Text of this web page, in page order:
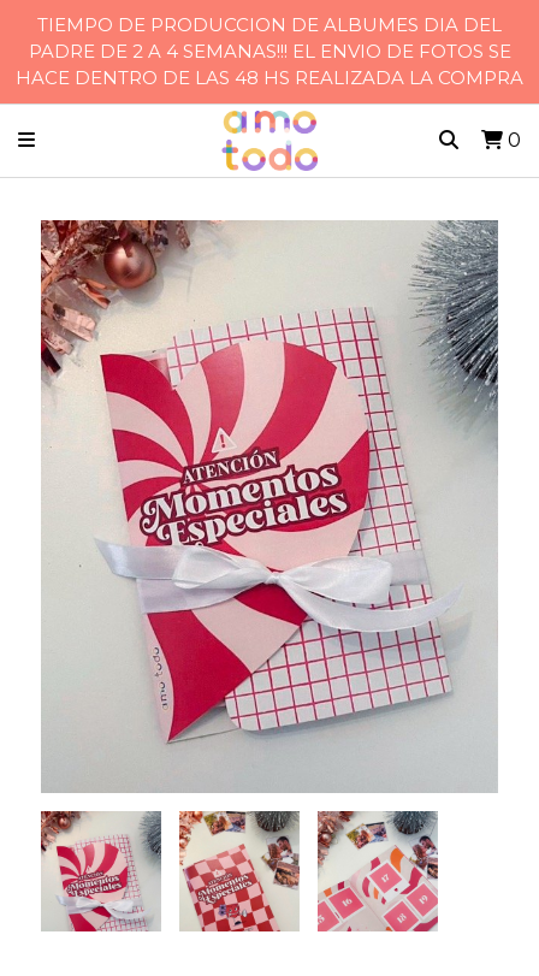
TIEMPO DE PRODUCCION DE ALBUMES DIA DEL
PADRE DE 2 A 4 SEMANAS!!! EL ENVIO DE FOTOS SE
HACE DENTRO DE LAS 48 HS REALIZADA LA COMPRA
0